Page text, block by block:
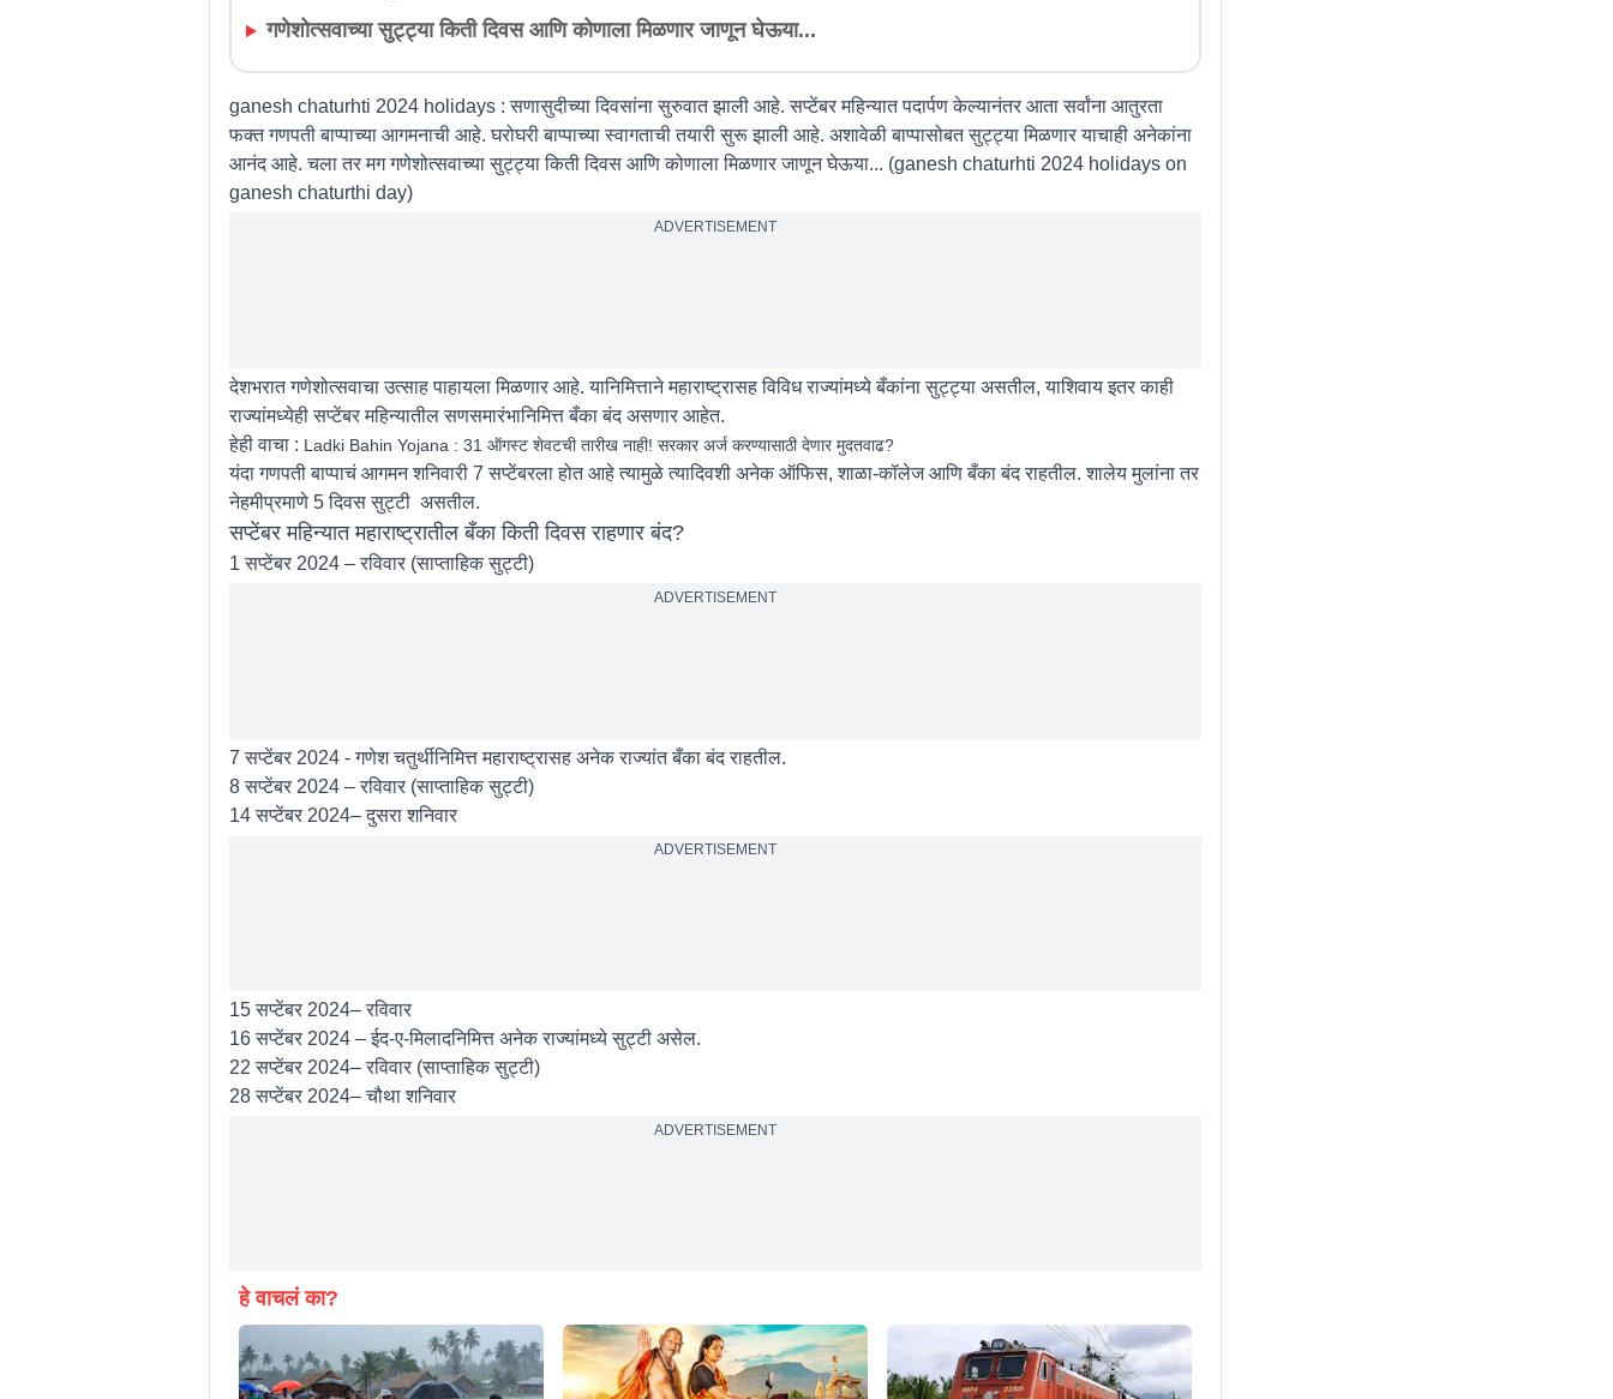
गणेशोत्सवाच्या सुट्ट्या किती दिवस आणि कोणाला मिळणार जाणून घेऊया...
ganesh chaturhti 2024 holidays : सणासुदीच्या दिवसांना सुरुवात झाली आहे. सप्टेंबर महिन्यात पदार्पण केल्यानंतर आता सर्वांना आतुरता
फक्त गणपती बाप्पाच्या आगमनाची आहे. घरोघरी बाप्पाच्या स्वागताची तयारी सुरू झाली आहे. अशावेळी बाप्पासोबत सुट्ट्या मिळणार याचाही अनेकांना
आनंद आहे. चला तर मग गणेशोत्सवाच्या सुट्ट्या किती दिवस आणि कोणाला मिळणार जाणून घेऊया... (ganesh chaturhti 2024 holidays on
ganesh chaturthi day)
ADVERTISEMENT
देशभरात गणेशोत्सवाचा उत्साह पाहायला मिळणार आहे. यानिमित्ताने महाराष्ट्रासह विविध राज्यांमध्ये बँकांना सुट्ट्या असतील, याशिवाय इतर काही
राज्यांमध्येही सप्टेंबर महिन्यातील सणसमारंभानिमित्त बँका बंद असणार आहेत.
हेही वाचा : Ladki Bahin Yojana : 31 ऑगस्ट शेवटची तारीख नाही! सरकार अर्ज करण्यासाठी देणार मुदतवाढ?
यंदा गणपती बाप्पाचं आगमन शनिवारी 7 सप्टेंबरला होत आहे त्यामुळे त्यादिवशी अनेक ऑफिस, शाळा-कॉलेज आणि बँका बंद राहतील. शालेय मुलांना तर
नेहमीप्रमाणे 5 दिवस सुट्टी असतील.
सप्टेंबर महिन्यात महाराष्ट्रातील बँका किती दिवस राहणार बंद?
1 सप्टेंबर 2024 – रविवार (साप्ताहिक सुट्टी)
ADVERTISEMENT
7 सप्टेंबर 2024 - गणेश चतुर्थीनिमित्त महाराष्ट्रासह अनेक राज्यांत बँका बंद राहतील.
8 सप्टेंबर 2024 – रविवार (साप्ताहिक सुट्टी)
14 सप्टेंबर 2024– दुसरा शनिवार
ADVERTISEMENT
15 सप्टेंबर 2024– रविवार
16 सप्टेंबर 2024 – ईद-ए-मिलादनिमित्त अनेक राज्यांमध्ये सुट्टी असेल.
22 सप्टेंबर 2024– रविवार (साप्ताहिक सुट्टी)
28 सप्टेंबर 2024– चौथा शनिवार
ADVERTISEMENT
हे वाचलं का?